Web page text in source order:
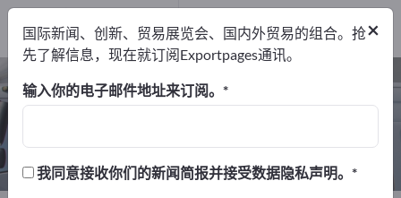
船拖车 – 查找制造商和供应商
1 1
出口商1
制造商1×
国际新闻、创新、贸易展览会、国内外贸易的组合。抢
先了解信息，现在就订阅Exportpages通讯。
输入你的电子邮件地址来订阅。
我同意接收你们的新闻简报并接受数据隐私声明。